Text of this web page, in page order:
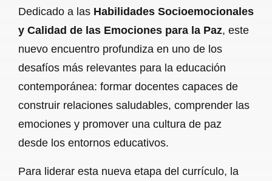
Dedicado a las Habilidades Socioemocionales
y Calidad de las Emociones para la Paz, este
nuevo encuentro profundiza en uno de los
desafíos más relevantes para la educación
contemporánea: formar docentes capaces de
construir relaciones saludables, comprender las
emociones y promover una cultura de paz
desde los entornos educativos.
Para liderar esta nueva etapa del currículo, la